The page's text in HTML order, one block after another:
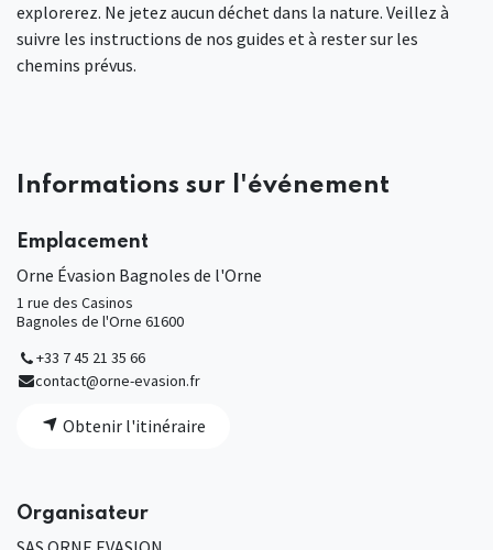
explorerez. Ne jetez aucun déchet dans la nature. Veillez à
suivre les instructions de nos guides et à rester sur les
chemins prévus.
Informations sur l'événement
Emplacement
Orne Évasion Bagnoles de l'Orne
1 rue des Casinos
Bagnoles de l'Orne 61600
+33 7 45 21 35 66
contact@orne-evasion.fr
Obtenir l'itinéraire
Organisateur